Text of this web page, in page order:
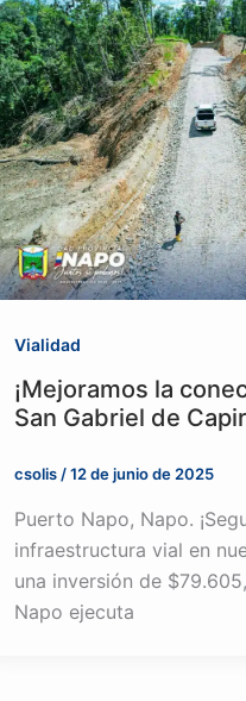
Vialidad
¡Mejoramos la
San Gabriel de
csolis/12 de junio de 2025
Puerto Napo, Napo.
infraestructura vial en
una inversión de
Napo ejecuta